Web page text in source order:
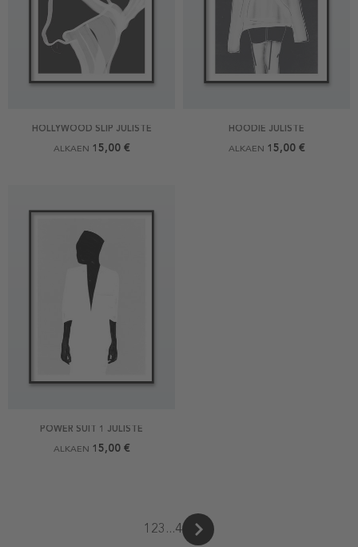
HOLLYWOOD SLIP JULISTE
ALKAEN 15,00 €
HOODIE JULISTE
ALKAEN 15,00 €
POWER SUIT 1 JULISTE
ALKAEN 15,00 €
1 23 ...4